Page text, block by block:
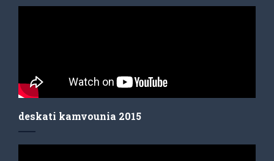
deskati kamvounia 2015